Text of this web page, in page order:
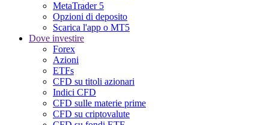
MetaTrader 5
Opzioni di deposito
Scarica l'app o MT5
Dove investire
Forex
Azioni
ETFs
CFD su titoli azionari
Indici CFD
CFD sulle materie prime
CFD su criptovalute